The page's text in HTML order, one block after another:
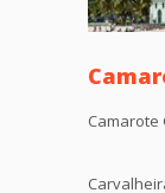
Camarote